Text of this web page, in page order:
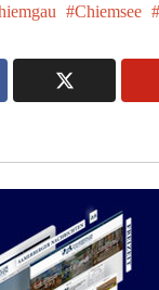
Chiemsee